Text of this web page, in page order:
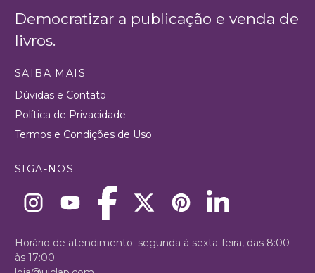
Democratizar a publicação e venda de
livros.
SAIBA MAIS
Dúvidas e Contato
Política de Privacidade
Termos e Condições de Uso
SIGA-NOS
Horário de atendimento: segunda à sexta-feira, das 8:00
às 17:00